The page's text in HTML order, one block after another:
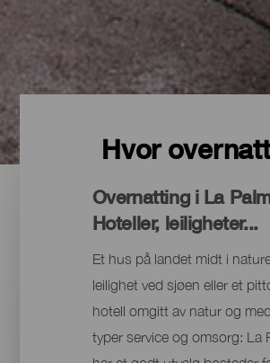
Hvor
Overnatting i La
Hoteller, leiligheter...
Et hus på landet midt i
leilighet ved sjøen eller et
hotell omgitt av natur og
typer service og omsorg: La